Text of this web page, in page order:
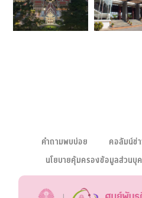
คำถามพบบ่อย คอลัมน์ข่
นโยบายคุ้มครองข้อมูลส่วนบุ